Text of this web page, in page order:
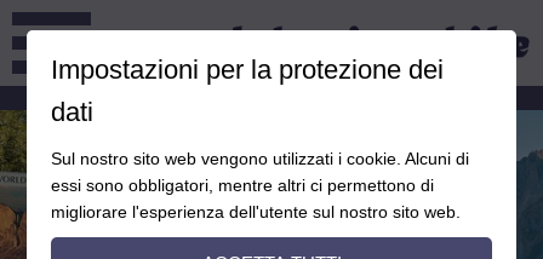
Impostazioni per la protezione dei
dati
Sul nostro sito web vengono utilizzati i cookie. Alcuni di
essi sono obbligatori, mentre altri ci permettono di
migliorare l'esperienza dell'utente sul nostro sito web.